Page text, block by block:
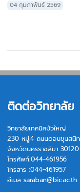
04 กุมภาพันธ์ 2569
ติดต่อวิทยาลัย
วิทยาลัยเทคนิคบัวใหญ่
230 หมู่.4 ถนนดอนขุนสนิ
จังหวัดนครราชสีมา 30120
โทรศัพท์:044-461956
โทรสาร :044-461957
อีเมล saraban@bic.ac.th